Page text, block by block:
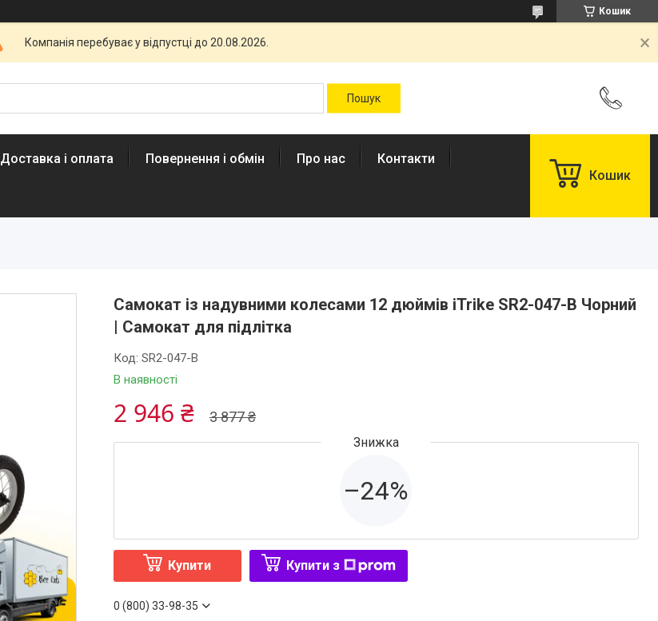
Кошик
Компанія перебуває у відпустці до 20.08.2026.
Доставка і оплата Повернення і обмін Про нас Контакти
Кошик
Самокат із надувними колесами 12 дюймів iTrike SR2-047-B Чорний
| Самокат для підлітка
В наявності
Код: SR2-047-B
3 877 ₴
2 946 ₴
–24%
Купити Купити з
0 (800) 33-98-35